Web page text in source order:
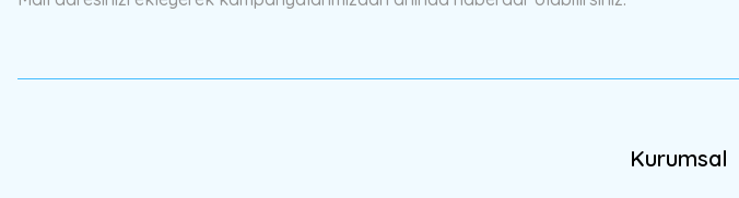
Ürün fiyatı diğer sitelerden daha pahalı.
Kurumsal